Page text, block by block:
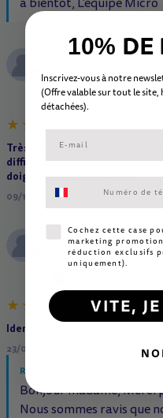
Acheteur Vérifié
Noir
Très bien mais perfectible.
difficultés à la faire
doigts, pas facile à 4 ans..
09/11/2023
Acheteur Vérifié
Acheteur vérifié
Idem pour l’éclairage
23/08/2023
RÉPONSE DU VENDEUR
Bonjour madame, Merci
Nous sommes ravis que
10% DE
Inscrivez-vous à notre
(Offre valable sur tout le site,
détachées).
Consentement SMS
Cochez cette case
marketing
réduction exclusifs
uniquement).
VITE,